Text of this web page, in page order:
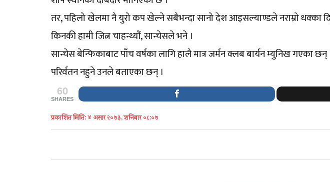
तर, पहिलो खेलमा नै युरो कप खेल्ने सबैभन्दा सानो देश आइसल्याण्डले नराम्रो धक्का
किनकी हामी जित्न चाहन्थ्यौं, सान्चेसले भने ।
सान्चेस बेन्फिकाबाट पाँच वर्षका लागि हालै मात्र जर्मन क्लब बार्यन म्युनिख गएका
परिर्वतन नहुने उनले बताएका छन् ।
60
SHARES
प्रकाशित मिति: ४ असार २०७३, शनिबार ०८:०७